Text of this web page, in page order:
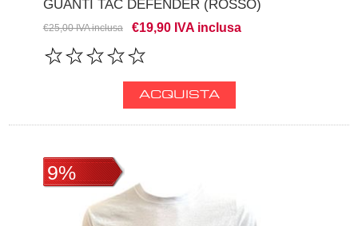
GUANTI TAC DEFENDER (ROSSO)
€25,00 IVA inclusa €19,90 IVA inclusa
9%